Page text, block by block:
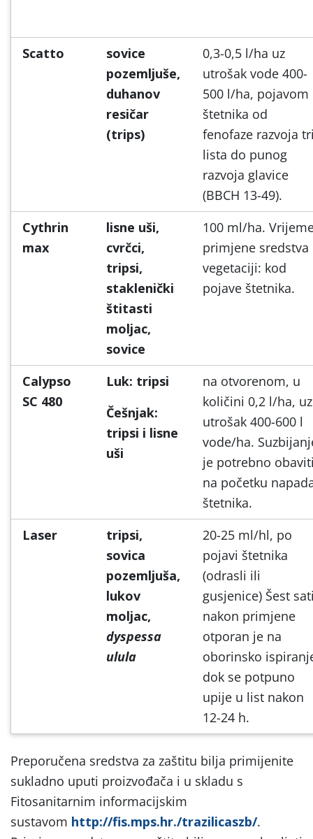
Scatto
sovice
pozemljuše,
duhanov
resičar
(trips)
0,3-0,5 l/ha uz
utrošak vode 400-
500 l/ha, pojavom
štetnika od
fenofaze razvoja
lista do punog
razvoja glavice
(BBCH 13-49).
Cythrin
max
lisne uši,
cvrčci,
tripsi,
staklenički
štitasti
moljac,
sovice
100 ml/ha.
primjene sredstva
vegetaciji: kod
pojave štetnika.
Calypso
SC 480
Luk: tripsi
Češnjak:
tripsi i lisne
uši
na otvorenom, u
količini 0,2 l/ha, uz
utrošak 400-600 l
vode/ha.
je potrebno
na početku
štetnika.
Laser
tripsi,
sovica
pozemljuša,
lukov
moljac,
dyspessa
ulula
20-25 ml/hl, po
pojavi štetnika
(odrasli ili
gusjenice) Šest
nakon primjene
otporan je na
oborinsko
dok se potpuno
upije u list nakon
12-24 h.
Preporučena sredstva za zaštitu bilja primijenite
sukladno uputi proizvođača i u skladu s
Fitosanitarnim informacijskim
sustavom http://fis.mps.hr./trazilicaszb/.